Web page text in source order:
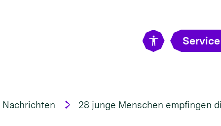
Service
Nachrichten 28 junge Menschen empfingen